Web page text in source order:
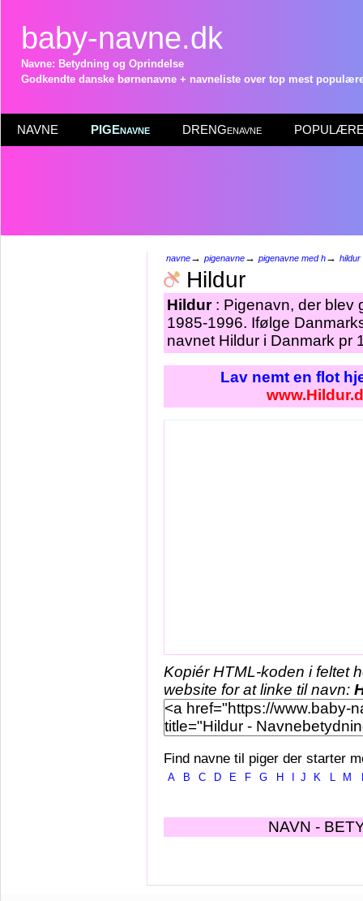
baby-navne.dk
Navne: Betydning og Oprindelse
Godkendte danske børnenavne + navneliste over top mest
NAVNE PIGEnavne DRENGenavne POPULÆRE
navne→ pigenavne→ pigenavne med h→ hildur
Hildur
Hildur: Pigenavn, der blev
1985-1996. Ifølge
navnet Hildur i Danmark pr
Lav nemt en flot
Kopiér HTML-koden i feltet
website for at linke til navn:
Find navne til piger der starter
A B C D E F G H J K L M
NAVN -